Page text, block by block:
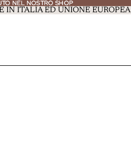
NEL NOSTRO SHOP
NEL NOSTRO SHOP
IN ITALIA ED UNIONE EUROPEA